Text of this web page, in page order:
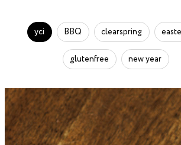
усі BBQ clearspring
glutenfree new year